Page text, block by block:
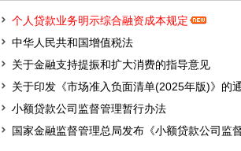
个人贷款业务明示综合融资成本规定
中华人民共和国增值税法
关于金融支持提振和扩大消费的指导意见
关于印发《市场准入负面清单(2025年版)》的通
小额贷款公司监督管理暂行办法
国家金融监督管理总局发布《小额贷款公司监督